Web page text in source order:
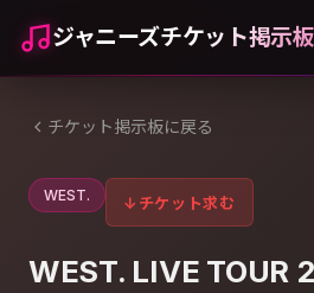
ジャニーズチケット掲示
チケット掲示板に戻る
WEST. ↓ チケット求む
WEST. LIVE TOUR